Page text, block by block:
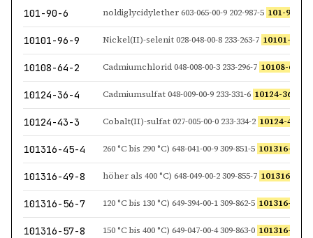
101-90-6 noldiglycidylether 603-065-00-9 202-987-5 101-90-6
10101-96-9 Nickel(II)-selenit 028-048-00-8 233-263-7 10101-96-9
10108-64-2 Cadmiumchlorid 048-008-00-3 233-296-7 10108-64-2
10124-36-4 Cadmiumsulfat 048-009-00-9 233-331-6 10124-36-4
10124-43-3 Cobalt(II)-sulfat 027-005-00-0 233-334-2 10124-43-3
101316-45-4 260 °C bis 290 °C) 648-041-00-9 309-851-5 101316-45-4
101316-49-8 höher als 400 °C) 648-049-00-2 309-855-7 101316-49-8
101316-56-7 120 °C bis 130 °C) 649-394-00-1 309-862-5 101316-56-7
101316-57-8 150 °C bis 400 °C) 649-047-00-4 309-863-0 101316-57-8